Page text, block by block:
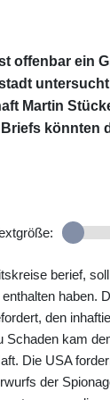
offenbar ein
Martin
könnten
berief,
haben.
den
Schaden kam
Die USA
der